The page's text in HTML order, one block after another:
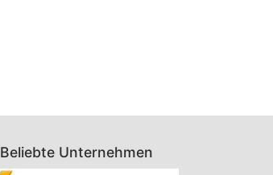
Beliebte Unternehmen